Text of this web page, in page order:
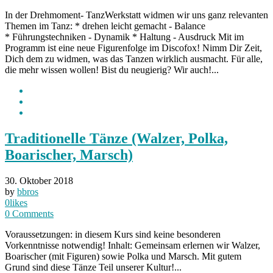
In der Drehmoment- TanzWerkstatt widmen wir uns ganz relevanten
Themen im Tanz: * drehen leicht gemacht - Balance
* Führungstechniken - Dynamik * Haltung - Ausdruck Mit im
Programm ist eine neue Figurenfolge im Discofox! Nimm Dir Zeit,
Dich dem zu widmen, was das Tanzen wirklich ausmacht. Für alle,
die mehr wissen wollen! Bist du neugierig? Wir auch!...
Traditionelle Tänze (Walzer, Polka,
Boarischer, Marsch)
30. Oktober 2018
by bbros
0likes
0 Comments
Voraussetzungen: in diesem Kurs sind keine besonderen
Vorkenntnisse notwendig! Inhalt: Gemeinsam erlernen wir Walzer,
Boarischer (mit Figuren) sowie Polka und Marsch. Mit gutem
Grund sind diese Tänze Teil unserer Kultur!...